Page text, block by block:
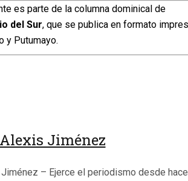
es parte de la columna dominical de
del Sur, que se publica en formato
y Putumayo.
Jiménez
– Ejerce el periodismo desde